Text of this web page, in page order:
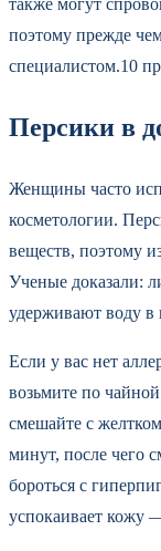
также могут
поэтому прежде
специалистом.10
Персики в
Женщины часто
косметологии.
веществ, поэтому
Ученые доказали:
удерживают воду в
Если у вас нет
возьмите по
смешайте с
минут, после чего
бороться с
успокаивает кожу